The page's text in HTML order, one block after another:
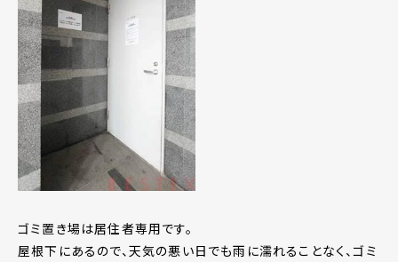
ゴミ置き場は居住者専用です。
屋根下にあるので、天気の悪い日でも雨に濡れることなく、ゴミ